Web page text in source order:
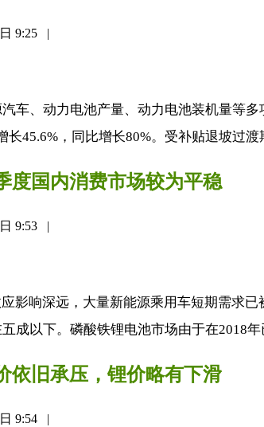
9:25 |
车、动力电池产量、动力电池装机量等
长45.6%，同比增长80%。受补贴退坡过
度国内消费市场较为平稳
9:53 |
影响深远，大量新能源乘用车短期需求
成以下。磷酸铁锂电池市场由于在2018
依旧承压，锂价略有下滑
9:54 |